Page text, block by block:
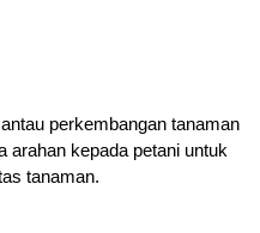
perkembangan tanaman
arahan kepada petani untuk
tanaman.